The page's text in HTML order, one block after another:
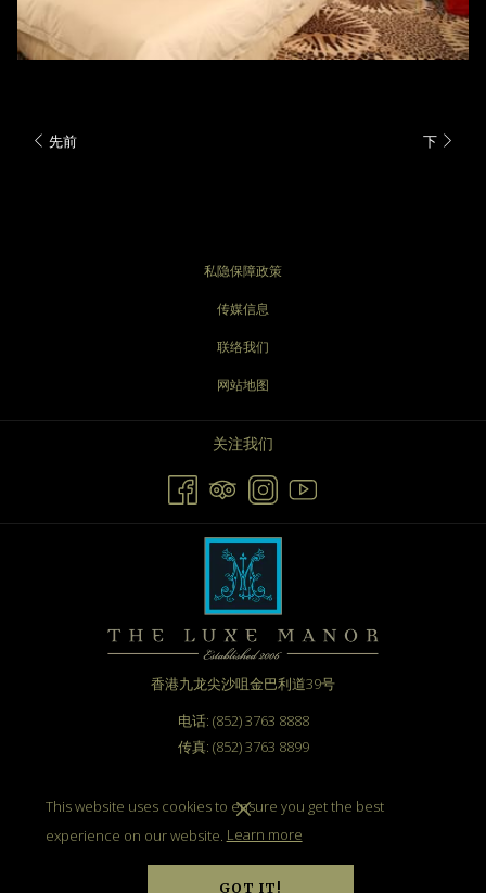
This website uses cookies to ensure you get the best
experience on our website. Learn more
GOT IT!
先前 下
私隐保障政策
传媒信息
联络我们
网站地图
关注我们
香港九龙尖沙咀金巴利道39号
电话: (852) 3763 8888
传真: (852) 3763 8899